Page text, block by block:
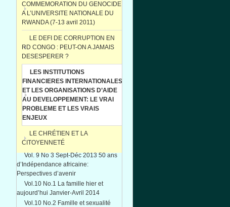
COMMEMORATION DU GENOCIDE
A L’UNIVERSITE NATIONALE DU
RWANDA (7-13 avril 2011)
LE DEFI DE CORRUPTION EN
RD CONGO : PEUT-ON A JAMAIS
DESESPERER ?
LES INSTITUTIONS
FINANCIERES INTERNATIONALES
ET LES ORGANISATIONS D’AIDE
AU DEVELOPPEMENT: LE VRAI
PROBLEME ET LES VRAIS
ENJEUX
LE CHRÉTIEN ET LA
CITOYENNETÉ
Vol. 9 No 3 Sept-Déc 2013 50 ans
d’Indépendance africaine:
Perspectives d’avenir
Vol.10 No.1 La famille hier et
aujourd’hui Janvier-Avril 2014
Vol.10 No.2 Famille et sexualité